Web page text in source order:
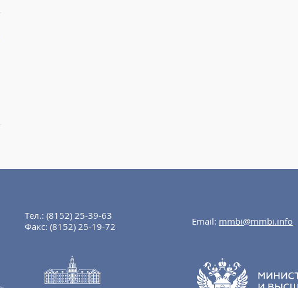
Тел.: (8152) 25-39-63
Факс: (8152) 25-19-72 Email: mmbi@mmbi.info